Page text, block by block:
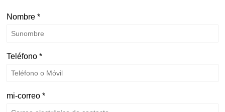
Nombre *
Teléfono *
mi-correo *